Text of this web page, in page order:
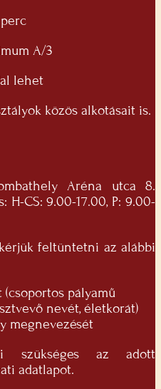
A/3
lehet
közös alkotásait is.
Aréna utca 8.
H-CS: 9.00-17.00, P: 9.00-
feltüntetni az alábbi
pályamű
nevét, életkorát)
megnevezését
szükséges az adott
adatlapot.